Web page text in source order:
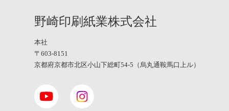
野崎印刷紙業株式会社
本社
〒603-8151
京都府京都市北区小山下総町54-5（烏丸通鞍馬口上ル）